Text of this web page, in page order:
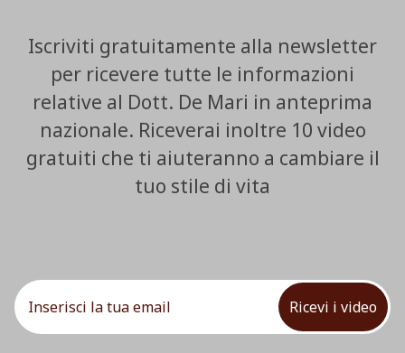
Iscriviti gratuitamente alla newsletter
per ricevere tutte le informazioni
relative al Dott. De Mari in anteprima
nazionale. Riceverai inoltre 10 video
gratuiti che ti aiuteranno a cambiare il
tuo stile di vita
Ricevi i video